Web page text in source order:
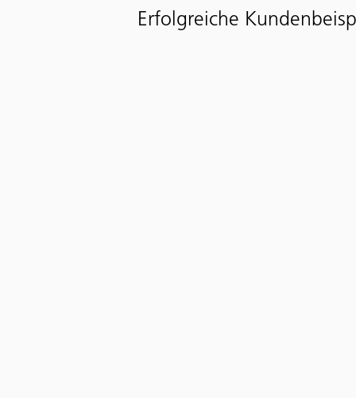
Erfolgreiche